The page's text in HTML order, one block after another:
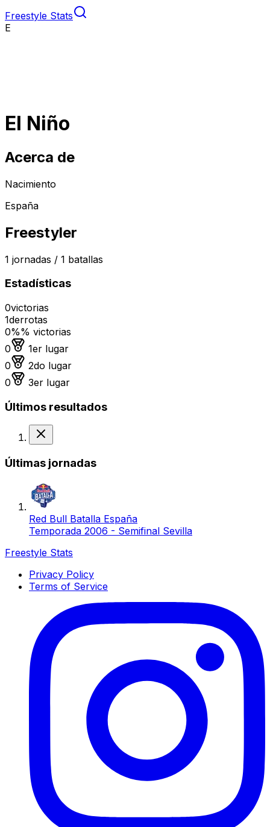
Freestyle Stats
E
El Niño
Acerca de
Nacimiento
España
Freestyler
1 jornadas / 1 batallas
Estadísticas
0victorias
1derrotas
0%% victorias
0
Medalla de oro
1er lugar
0
Medalla de plata
2do lugar
0
Medalla de bronce
3er lugar
Últimos resultados
Últimas jornadas
Red Bull Batalla España
Temporada 2006 - Semifinal Sevilla
Freestyle Stats
Privacy Policy
Terms of Service